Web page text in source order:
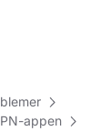
appen